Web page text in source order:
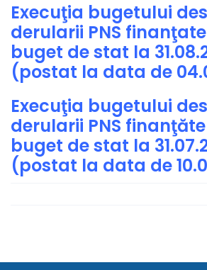
Execuţia bugetului
derularii PNS
buget de stat la
(postat la data de
Execuţia bugetului
derularii PNS
buget de stat la
(postat la data de